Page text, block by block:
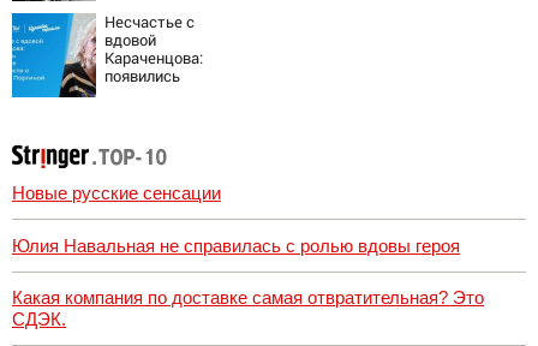
Несчастье с
вдовой
Караченцова:
появились
Поргиной
Новые русские сенсации
Юлия Навальная не справилась с ролью вдовы героя
Какая компания по доставке самая отвратительная? Это
СДЭК.